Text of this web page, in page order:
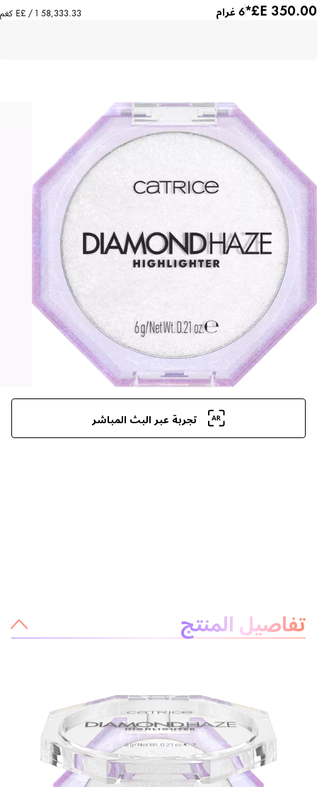
6 غرام
تجربة عبر البث المباشر
تفاصيل المنتج